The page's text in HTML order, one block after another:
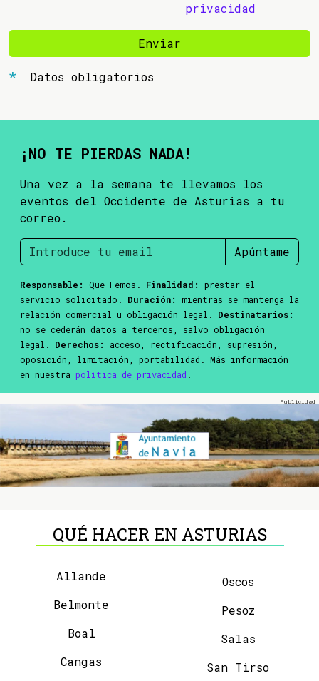
privacidad
Enviar
Datos obligatorios
¡NO TE PIERDAS NADA!
Una vez a la semana te llevamos los
eventos del Occidente de Asturias a tu
correo.
Apúntame
Responsable: Que Femos. Finalidad:
prestar el
servicio solicitado. Duración:
mientras se mantenga la
relación comercial u obligación legal. Destinatarios:
no se cederán datos a terceros, salvo obligación
legal. Derechos:
acceso, rectificación, supresión,
oposición, limitación, portabilidad. Más información
en nuestra política de privacidad .
QUÉ HACER EN ASTURIAS
Allande
Belmonte
Boal
Cangas
Oscos
Pesoz
Salas
San Tirso